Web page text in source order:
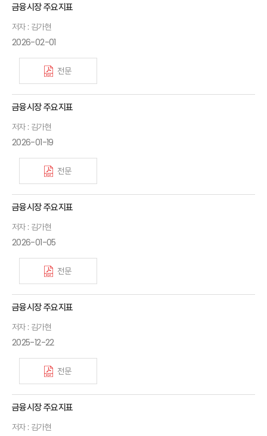
금융시장 주요지표
저자 : 김가현
2026-02-01
전문
금융시장 주요지표
저자 : 김가현
2026-01-19
전문
금융시장 주요지표
저자 : 김가현
2026-01-05
전문
금융시장 주요지표
저자 : 김가현
2025-12-22
전문
금융시장 주요지표
저자 : 김가현